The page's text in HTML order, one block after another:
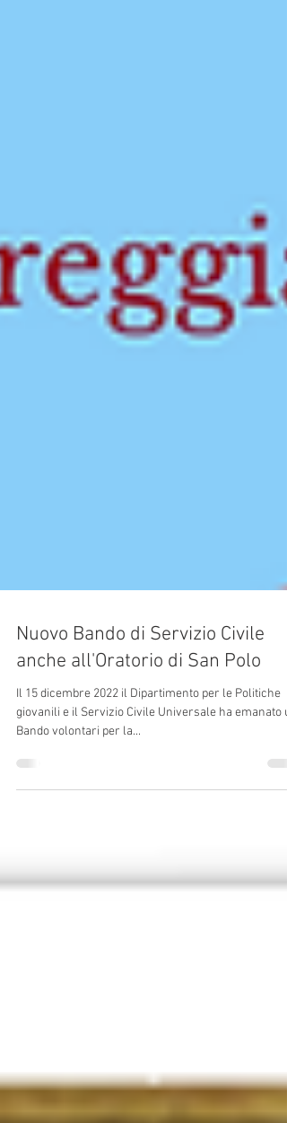
Nuovo Bando di Servizio Civile
anche all'Oratorio di San Polo
Il 15 dicembre 2022 il Dipartimento per le Politiche
giovanili e il Servizio Civile Universale ha emanato